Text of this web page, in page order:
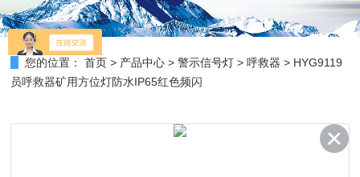
您的位置： 首页 > 产品中心 >警示信号灯 >呼救器 > HYG9119
员呼救器矿用方位灯防水IP65红色频闪